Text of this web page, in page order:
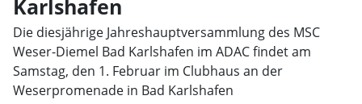
Karlshafen
Die diesjährige Jahreshauptversammlung des MSC
Weser-Diemel Bad Karlshafen im ADAC findet am
Samstag, den 1. Februar im Clubhaus an der
Weserpromenade in Bad Karlshafen